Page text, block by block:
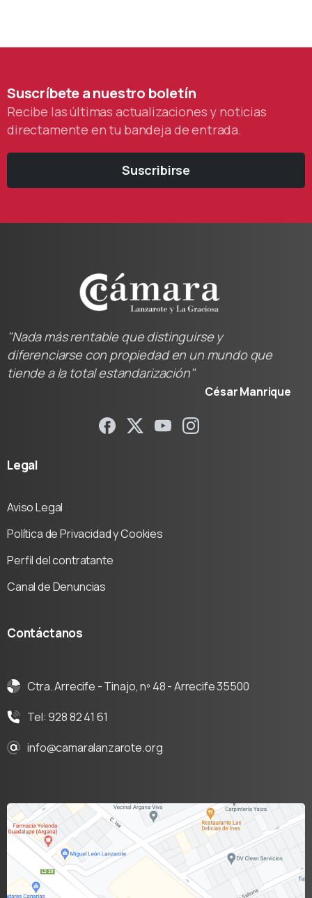
Suscríbeteanuestro boletín
Recibe las últimas actualizaciones y noticias
directamente en tu bandeja de entrada.
Suscribirse
"Nada más rentable que distinguirse y
diferenciarse con propiedad en un mundo que
tiende a la total estandarización"
César Manrique
Legal
Aviso Legal
Política de Privacidad y Cookies
Perfil del contratante
Canal de Denuncias
Contáctanos
Ctra. Arrecife - Tinajo, nº 48 - Arrecife 35500
Tel: 928 82 41 61
info@camaralanzarote.org